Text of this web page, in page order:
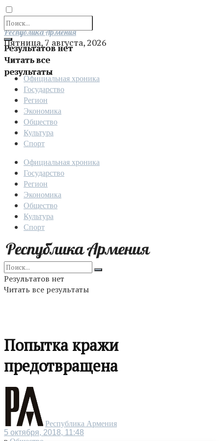
Результатов нет
Читать все
результаты
Отправить
Республика Армения
Пятница, 7 августа, 2026
Официальная хроника
Государство
Регион
Экономика
Общество
Культура
Спорт
Официальная хроника
Государство
Регион
Экономика
Общество
Культура
Спорт
Результатов нет
Читать все результаты
Попытка кражи
предотвращена
Республика Армения
5 октября, 2018, 11:48